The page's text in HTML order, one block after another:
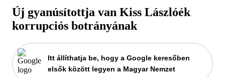
Új gyanúsítottja van Kiss Lászlóék
korrupciós botrányának
Itt állíthatja be, hogy a Google keresőben
elsők között legyen a Magyar Nemzet